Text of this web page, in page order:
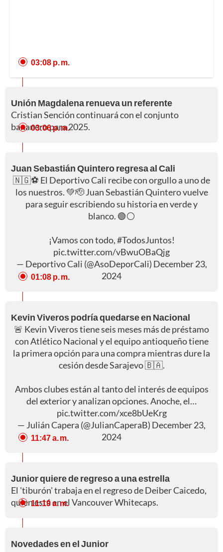
03:08 p. m.
Unión Magdalena renueva un referente
Cristian Sención continuará con el conjunto
bananero para 2025.
03:06 p. m.
Juan Sebastián Quintero regresa al Cali
🇳🇬⚽️ El Deportivo Cali recibe con orgullo a uno de
los nuestros. 💚🫡 Juan Sebastián Quintero vuelve
para seguir escribiendo su historia en verde y
blanco. 🟢⚪️
¡Vamos con todo,#TodosJuntos!
pic.twitter.com/vBwuOBaQjg
— Deportivo Cali (@AsoDeporCali) December 23,
2024
01:08 p. m.
Kevin Viveros podría quedarse en Nacional
🚨 Kevin Viveros tiene seis meses más de préstamo
con Atlético Nacional y el equipo antioqueño tiene
la primera opción para una compra mientras dure la
cesión desde Sarajevo 🇧🇦.
Ambos clubes están al tanto del interés de equipos
del exterior y analizan opciones. Anoche, el…
pic.twitter.com/xce8bUeKrg
— Julián Capera (@JulianCaperaB) December 23,
2024
11:47 a. m.
Junior quiere de regreso a una estrella
El 'tiburón' trabaja en el regreso de Deiber Caicedo,
quien está en el Vancouver Whitecaps.
11:19 a. m.
Novedades en el Junior